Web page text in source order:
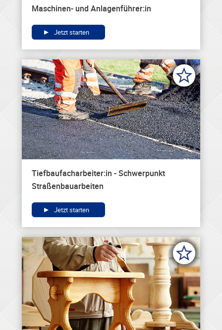
Maschinen- und Anlagenführer:in
Jetzt starten
Tiefbaufacharbeiter:in - Schwerpunkt
Straßenbauarbeiten
Jetzt starten